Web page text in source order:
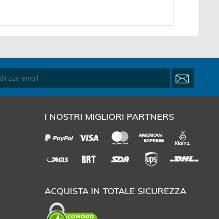
I NOSTRI MIGLIORI PARTNERS
ACQUISTA IN TOTALE SICUREZZA